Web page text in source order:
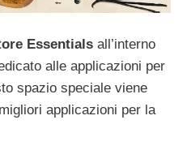
Essentials all’interno
alle applicazioni per
spazio speciale viene
applicazioni per la